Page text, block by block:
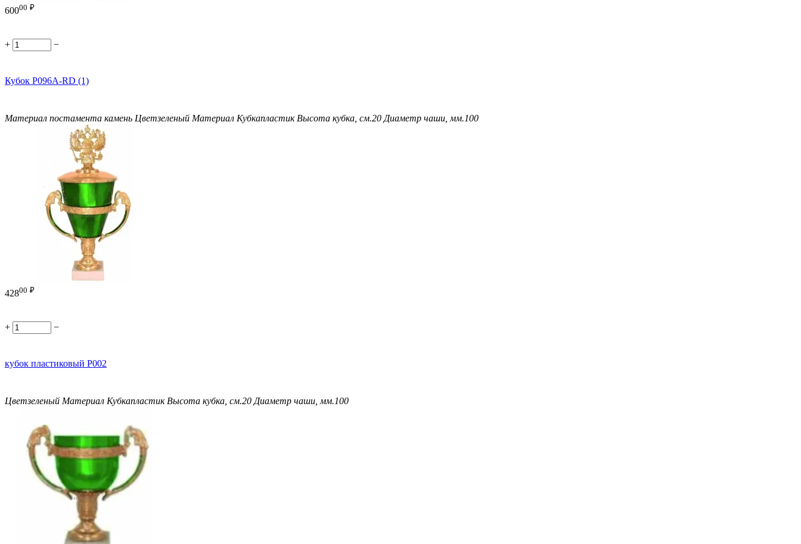
60000 ₽
+ −
Кубок P096A-RD (1)
Материал постамента камень Цветзеленый Материал Кубкапластик Высота кубка, см.20 Диаметр чаши, мм.100
42800 ₽
+ −
кубок пластиковый P002
Цветзеленый Материал Кубкапластик Высота кубка, см.20 Диаметр чаши, мм.100